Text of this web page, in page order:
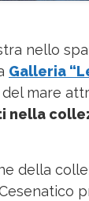
nello
Galleria
mare
nella
della